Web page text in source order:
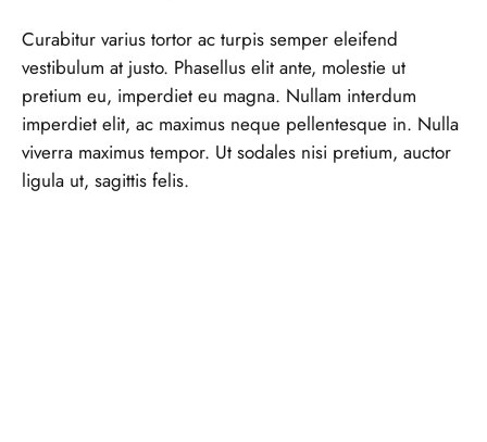
Curabitur varius tortor ac turpis semper eleifend
vestibulum at justo. Phasellus elit ante, molestie ut
pretium eu, imperdiet eu magna. Nullam interdum
imperdiet elit, ac maximus neque pellentesque in. Nulla
viverra maximus tempor. Ut sodales nisi pretium, auctor
ligula ut, sagittis felis.